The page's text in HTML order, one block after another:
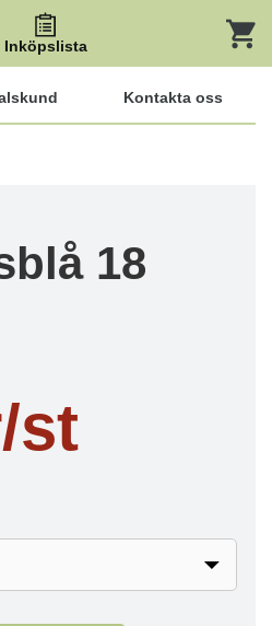
Inköpslista
Kontakta oss
18
st